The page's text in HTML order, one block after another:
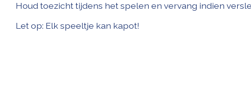
Houd toezicht tijdens het spelen en vervang indien
Let op: Elk speeltje kan kapot!